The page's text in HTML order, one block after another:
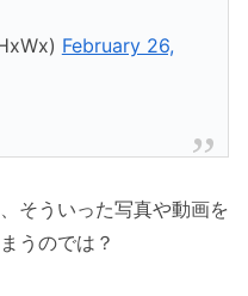
February 26,
そういった写真や動画を
うのでは？